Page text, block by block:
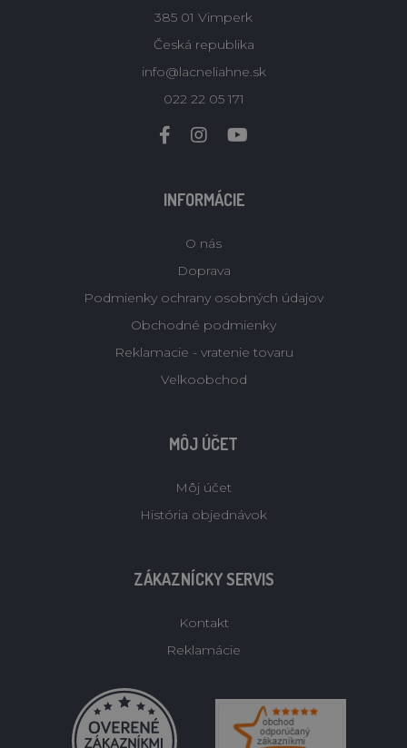
385 01 Vimperk
Česká republika
info@lacneliahne.sk
022 22 05 171
INFORMÁCIE
O nás
Doprava
Podmienky ochrany osobných údajov
Obchodné podmienky
Reklamacie - vratenie tovaru
Velkoobchod
MÔJ ÚČET
Môj účet
História objednávok
ZÁKAZNÍCKY SERVIS
Kontakt
Reklamácie